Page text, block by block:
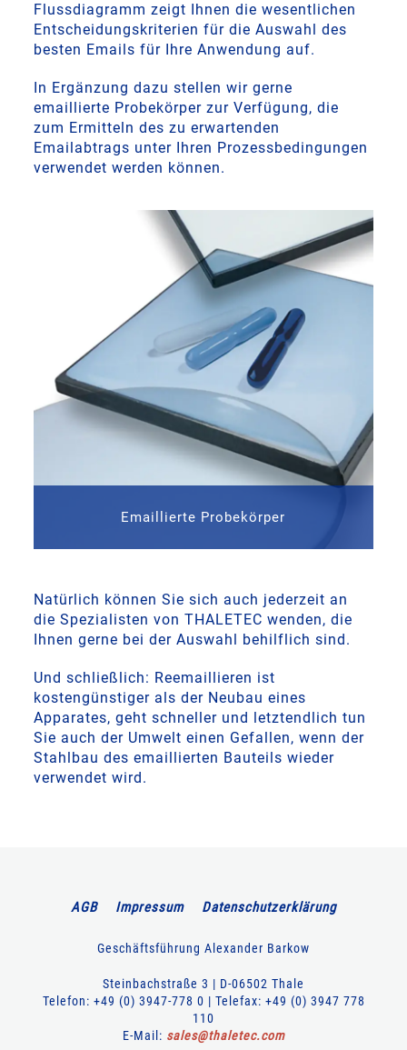
Flussdiagramm zeigt Ihnen die wesentlichen
Entscheidungskriterien für die Auswahl des
besten Emails für Ihre Anwendung auf.
In Ergänzung dazu stellen wir gerne
emaillierte Probekörper zur Verfügung, die
zum Ermitteln des zu erwartenden
Emailabtrags unter Ihren Prozessbedingungen
verwendet werden können.
Emaillierte Probekörper
Natürlich können Sie sich auch jederzeit an
die Spezialisten von THALETEC wenden, die
Ihnen gerne bei der Auswahl behilflich sind.
Und schließlich: Reemaillieren ist
kostengünstiger als der Neubau eines
Apparates, geht schneller und letztendlich tun
Sie auch der Umwelt einen Gefallen, wenn der
Stahlbau des emaillierten Bauteils wieder
verwendet wird.
AGB Impressum Datenschutzerklärung
Geschäftsführung Alexander Barkow
Steinbachstraße 3 | D-06502 Thale
Telefon: +49 (0) 3947-778 0 | Telefax: +49 (0) 3947 778
110
E-Mail: sales@thaletec.com